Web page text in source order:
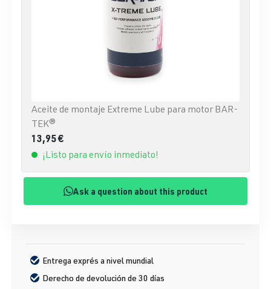
Aceite de montaje Extreme Lube para motor BAR-
TEK®
13,95 €
¡Listo para envío inmediato!
Ask a question about this product
Entrega exprés a nivel mundial
Derecho de devolución de 30 días